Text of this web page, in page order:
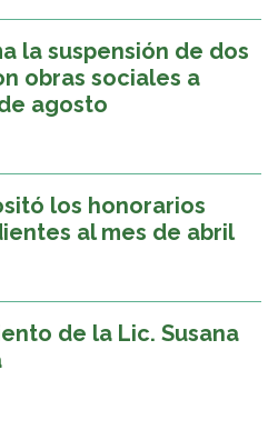
la suspensión de dos
obras sociales a
agosto
los honorarios
al mes de abril
de la Lic. Susana